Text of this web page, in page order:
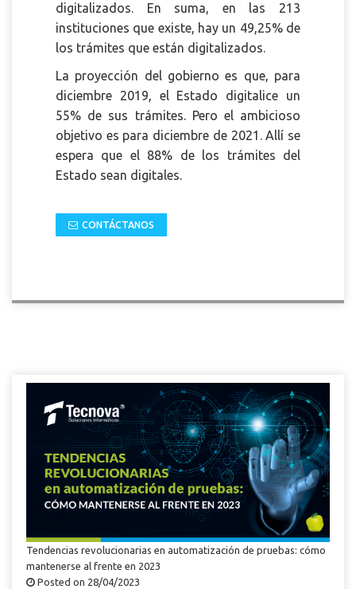
digitalizados. En suma, en las 213
instituciones que existe, hay un 49,25% de
los trámites que están digitalizados.
La proyección del gobierno es que, para
diciembre 2019, el Estado digitalice un
55% de sus trámites. Pero el ambicioso
objetivo es para diciembre de 2021. Allí se
espera que el 88% de los trámites del
Estado sean digitales.
CONTÁCTANOS
Tendencias revolucionarias en automatización de pruebas: cómo
mantenerse al frente en 2023
Posted on 28/04/2023